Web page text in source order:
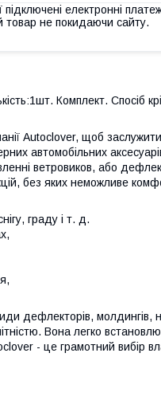
підключені електронні
товар не покидаючи сайту.
Комплект. Спосіб
Autoclover, щоб
автомобільних
ветровиков, або
без яких неможливе
граду і т. д.
дефлекторів,
Вона легко
- це грамотний вибір